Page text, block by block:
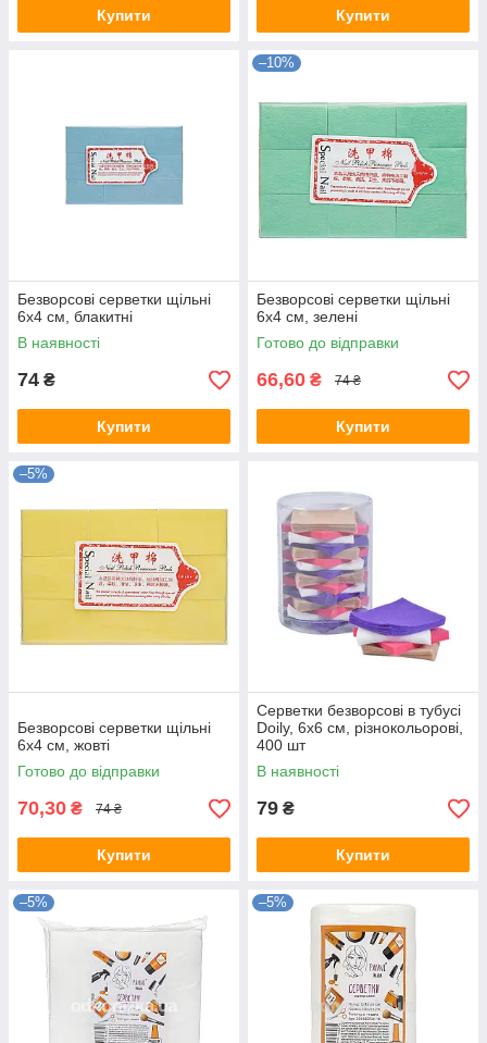
Купити Купити
Безворсові серветки щільні
6х4 см, блакитні
В наявності
74 ₴
Купити
–10%
Безворсові серветки щільні
6х4 см, зелені
Готово до відправки
66,60 ₴ 74 ₴
Купити
–5%
Безворсові серветки щільні
6х4 см, жовті
Готово до відправки
70,30 ₴ 74 ₴
Купити
Серветки безворсові в тубусі
Doily, 6х6 см, різнокольорові,
400 шт
В наявності
79 ₴
Купити
–5% –5%